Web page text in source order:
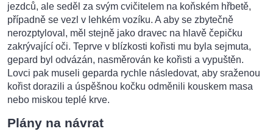
jezdců, ale seděl za svým cvičitelem na koňském hřbetě,
případně se vezl v lehkém vozíku. A aby se zbytečně
nerozptyloval, měl stejně jako dravec na hlavě čepičku
zakrývající oči. Teprve v blízkosti kořisti mu byla sejmuta,
gepard byl odvázán, nasměrován ke kořisti a vypuštěn.
Lovci pak museli geparda rychle následovat, aby sraženou
kořist dorazili a úspěšnou kočku odměnili kouskem masa
nebo miskou teplé krve.
Plány na návrat